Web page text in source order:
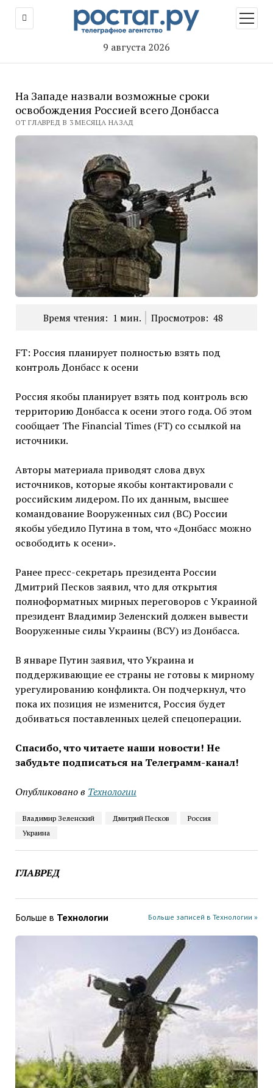
9 августа 2026
меню
На Западе назвали возможные сроки
освобождения Россией всего Донбасса
ОТ ГЛАВРЕД В 3 МЕСЯЦА НАЗАД
Время чтения: 1 мин. Просмотров: 48
FT: Россия планирует полностью взять под
контроль Донбасс к осени
Россия якобы планирует взять под контроль всю
территорию Донбасса к осени этого года. Об этом
сообщает The Financial Times (FT) со ссылкой на
источники.
Авторы материала приводят слова двух
источников, которые якобы контактировали с
российским лидером. По их данным, высшее
командование Вооруженных сил (ВС) России
якобы убедило Путина в том, что «Донбасс можно
освободить к осени».
Ранее пресс-секретарь президента России
Дмитрий Песков заявил, что для открытия
полноформатных мирных переговоров с Украиной
президент Владимир Зеленский должен вывести
Вооруженные силы Украины (ВСУ) из Донбасса.
В январе Путин заявил, что Украина и
поддерживающие ее страны не готовы к мирному
урегулированию конфликта. Он подчеркнул, что
пока их позиция не изменится, Россия будет
добиваться поставленных целей спецоперации.
Спасибо, что читаете наши новости! Не
забудьте подписаться на Телеграмм-канал!
Опубликовано в Технологии
Владимир Зеленский Дмитрий Песков
Россия
Украина
ГЛАВРЕД
Больше в Технологии Больше записей в Технологии »